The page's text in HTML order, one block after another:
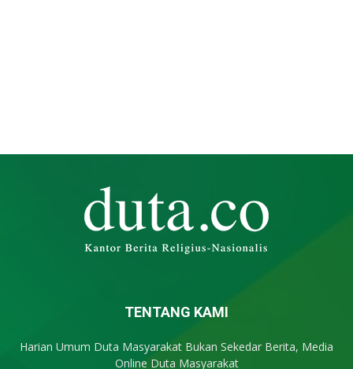
TENTANG KAMI
Harian Umum Duta Masyarakat Bukan Sekedar Berita, Media
Online Duta Masyarakat